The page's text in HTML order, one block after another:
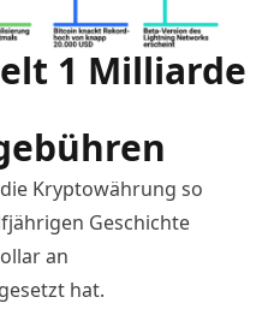
1 Milliarde
Kryptowährung so
Geschichte
an
hat.